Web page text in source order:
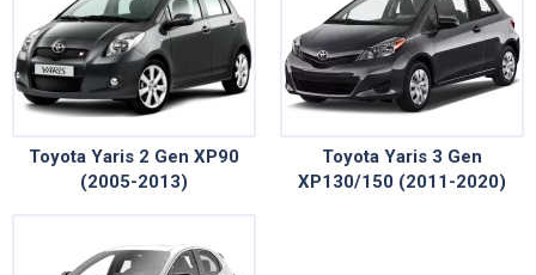
Toyota Yaris 2 Gen XP90
(2005-2013)
Toyota Yaris 3 Gen
XP130/150 (2011-2020)